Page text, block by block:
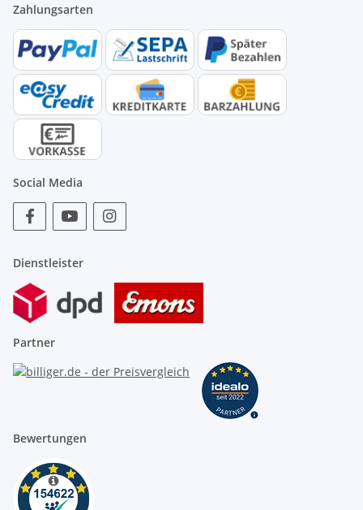
Zahlungsarten
Social Media
Dienstleister
Partner
Bewertungen